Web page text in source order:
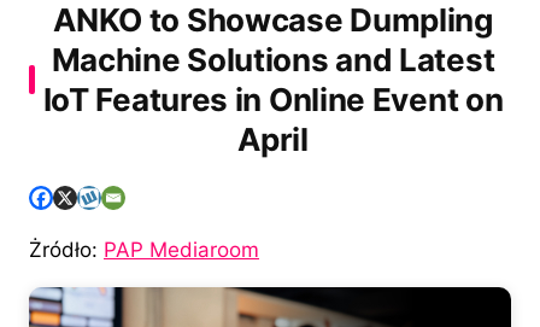
ANKO to Showcase Dumpling
Machine Solutions and Latest
IoT Features in Online Event on
April
Żródło: PAP Mediaroom